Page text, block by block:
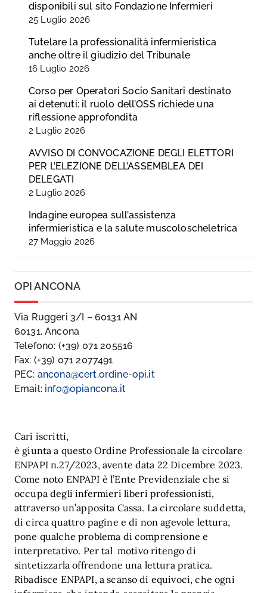
disponibili sul sito Fondazione Infermieri
25 Luglio 2026
Tutelare la professionalità infermieristica
anche oltre il giudizio del Tribunale
16 Luglio 2026
Corso per Operatori Socio Sanitari destinato
ai detenuti: il ruolo dell’OSS richiede una
riflessione approfondita
2 Luglio 2026
AVVISO DI CONVOCAZIONE DEGLI ELETTORI
PER L’ELEZIONE DELL’ASSEMBLEA DEI
DELEGATI
2 Luglio 2026
Indagine europea sull’assistenza
infermieristica e la salute muscoloscheletrica
27 Maggio 2026
OPI ANCONA
Via Ruggeri 3/I – 60131 AN
60131, Ancona
Telefono: (+39) 071 205516
Fax: (+39) 071 2077491
PEC: ancona@cert.ordine-opi.it
Email: info@opiancona.it
Cari iscritti,
è giunta a questo Ordine Professionale la circolare
ENPAPI n.27/2023, avente data 22 Dicembre 2023.
Come noto ENPAPI è l’Ente Previdenziale che si
occupa degli infermieri liberi professionisti,
attraverso un’apposita Cassa. La circolare suddetta,
di circa quattro pagine e di non agevole lettura,
pone qualche problema di comprensione e
interpretativo. Per tal motivo ritengo di
sintetizzarla offrendone una lettura pratica.
Ribadisce ENPAPI, a scanso di equivoci, che ogni